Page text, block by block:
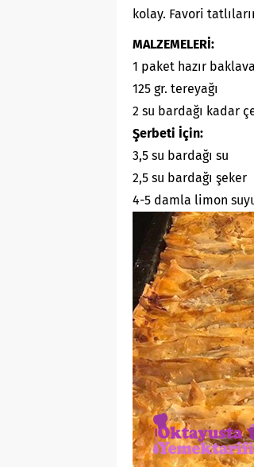
kolay. Favori
MALZEMELERİ:
1 paket hazır
125 gr. tereyağı
2 su bardağı kadar
Şerbeti İçin:
3,5 su bardağı su
2,5 su bardağı şeker
4-5 damla limon